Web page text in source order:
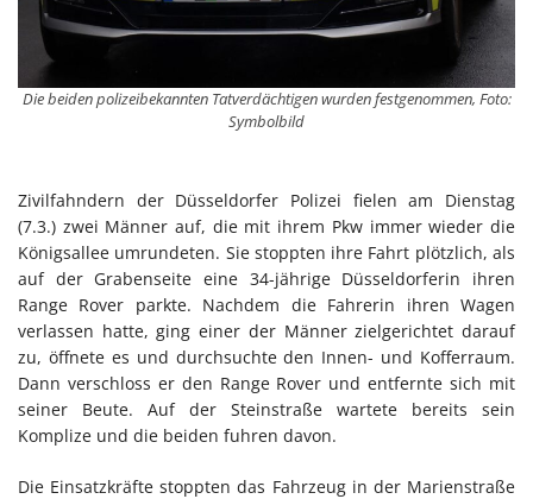
Die beiden polizeibekannten Tatverdächtigen wurden festgenommen, Foto:
Symbolbild
Zivilfahndern der Düsseldorfer Polizei fielen am Dienstag
(7.3.) zwei Männer auf, die mit ihrem Pkw immer wieder die
Königsallee umrundeten. Sie stoppten ihre Fahrt plötzlich, als
auf der Grabenseite eine 34-jährige Düsseldorferin ihren
Range Rover parkte. Nachdem die Fahrerin ihren Wagen
verlassen hatte, ging einer der Männer zielgerichtet darauf
zu, öffnete es und durchsuchte den Innen- und Kofferraum.
Dann verschloss er den Range Rover und entfernte sich mit
seiner Beute. Auf der Steinstraße wartete bereits sein
Komplize und die beiden fuhren davon.
Die Einsatzkräfte stoppten das Fahrzeug in der Marienstraße